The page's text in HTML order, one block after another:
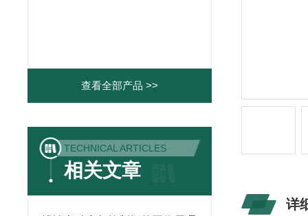
查看全部产品 >>
TECHNICAL ARTICLES
相关文章
详